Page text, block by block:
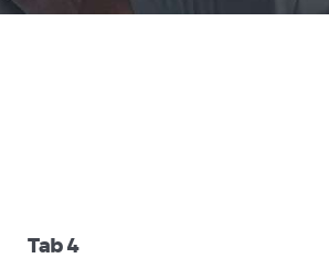
Tab 4